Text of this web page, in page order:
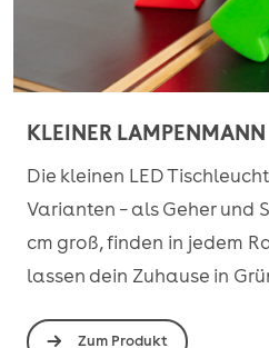
KLEINER LAMPENMANN
Die kleinen LED
Varianten – als Geher und
cm groß, finden in jedem
lassen dein Zuhause in
Zum Produkt